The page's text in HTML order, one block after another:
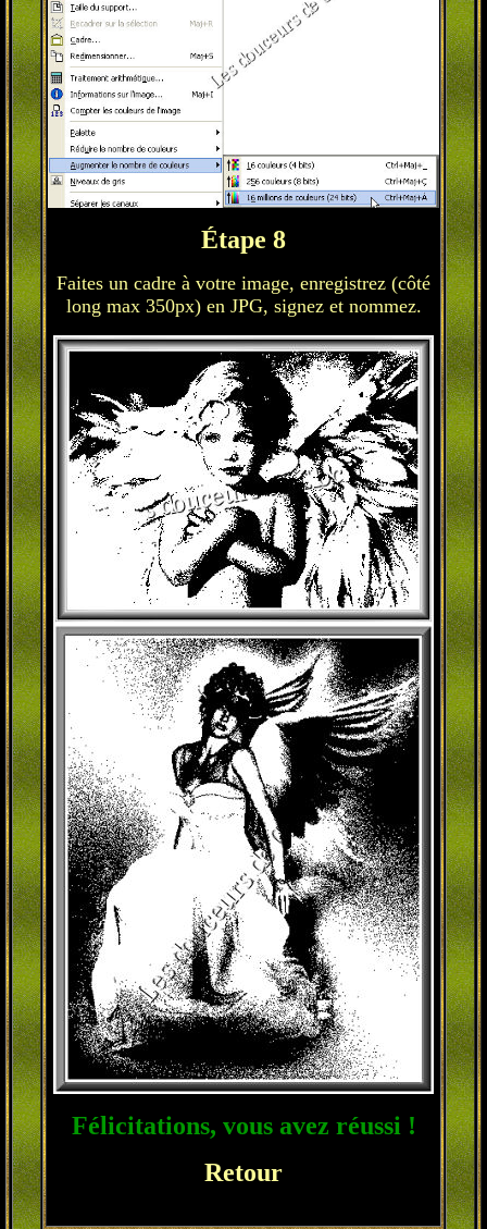
Étape 8
Faites un cadre à votre image, enregistrez (côté
long max 350px) en JPG, signez et nommez.
Félicitations, vous avez réussi !
Retour